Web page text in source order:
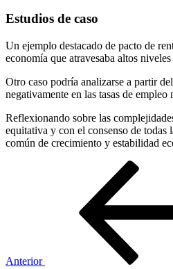
Estudios de caso
Un ejemplo destacado de pacto de
economía que atravesaba altos
Otro caso podría analizarse a partir
negativamente en las tasas de
Reflexionando sobre las
equitativa y con el consenso de todas
común de crecimiento y estabilidad
Anterior